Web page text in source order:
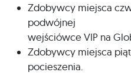
Zdobywcy miejsca
podwójnej
wejściówce VIP na
Zdobywcy miejsca
pocieszenia.